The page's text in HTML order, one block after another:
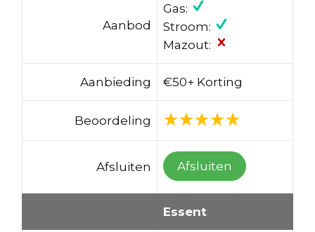
Aanbod
Gas:
Stroom:
Mazout:
Aanbieding €50+ Korting
Beoordeling
Afsluiten Afsluiten
Essent